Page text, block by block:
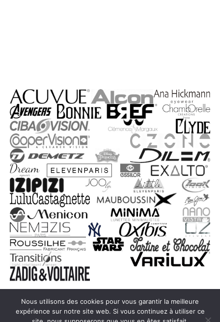
Nous utilisons des cookies pour vous garantir la meilleure
expérience sur notre site web. Si vous continuez à utiliser ce